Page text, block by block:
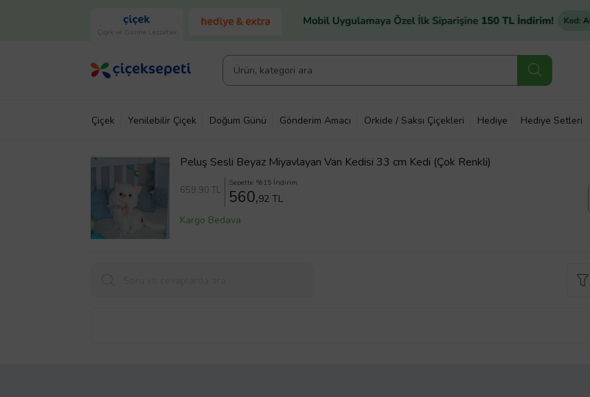
Çiçek ve Gurme Lezzetler
Çiçek Yenilebilir Çiçek Doğum Günü Gönderim Amacı Orkide / Saksı Çiçekleri Hediye Hediye Setleri
Peluş Sesli Beyaz Miyavlayan Van Kedisi 33 cm Kedi (Çok Renkli)
659,90 TL
Sepette %15 İndirim
560,92 TL
Kargo Bedava